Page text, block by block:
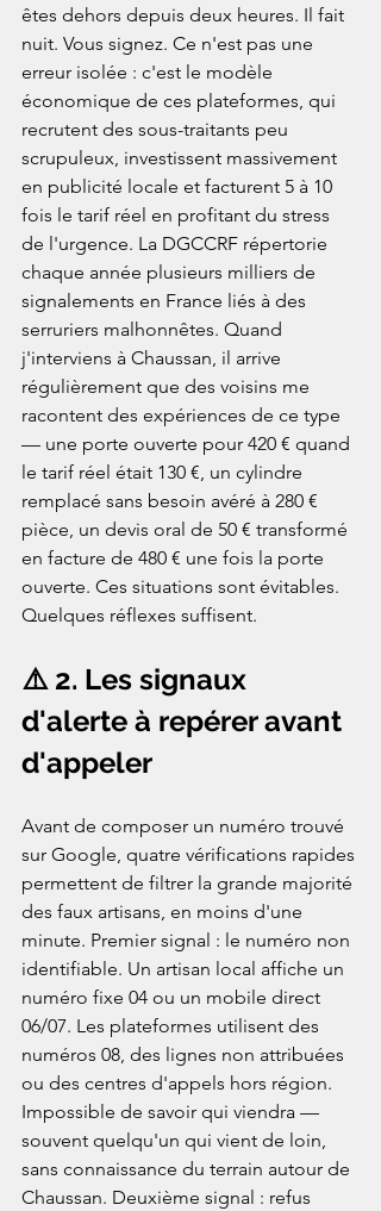
êtes dehors depuis deux heures. Il fait
nuit. Vous signez. Ce n'est pas une
erreur isolée : c'est le modèle
économique de ces plateformes, qui
recrutent des sous-traitants peu
scrupuleux, investissent massivement
en publicité locale et facturent 5 à 10
fois le tarif réel en profitant du stress
de l'urgence. La DGCCRF répertorie
chaque année plusieurs milliers de
signalements en France liés à des
serruriers malhonnêtes. Quand
j'interviens à Chaussan, il arrive
régulièrement que des voisins me
racontent des expériences de ce type
— une porte ouverte pour 420 € quand
le tarif réel était 130 €, un cylindre
remplacé sans besoin avéré à 280 €
pièce, un devis oral de 50 € transformé
en facture de 480 € une fois la porte
ouverte. Ces situations sont évitables.
Quelques réflexes suffisent.
⚠️ 2. Les signaux
d'alerte à repérer avant
d'appeler
Avant de composer un numéro trouvé
sur Google, quatre vérifications rapides
permettent de filtrer la grande majorité
des faux artisans, en moins d'une
minute. Premier signal : le numéro non
identifiable. Un artisan local affiche un
numéro fixe 04 ou un mobile direct
06/07. Les plateformes utilisent des
numéros 08, des lignes non attribuées
ou des centres d'appels hors région.
Impossible de savoir qui viendra —
souvent quelqu'un qui vient de loin,
sans connaissance du terrain autour de
Chaussan. Deuxième signal : refus